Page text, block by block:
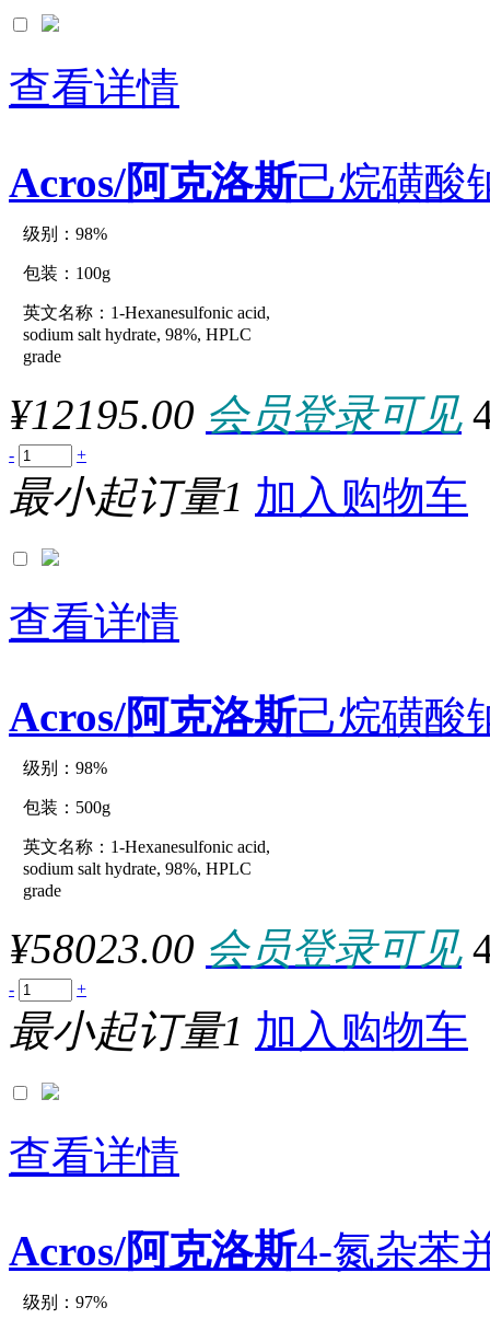
10×10ml
10×150U
10×1EA
10×2g
10×50ml
10×50μg
10×5ml
100+10mL/EA
100×100mm
100×200mm
10000000UNITS
1000000UNITS
100000UNITS
10000ml
10000U
1000cm
1000EA
1000EACH
1000mg
1000ml
1000mm
1000REACTIONS
1000STRIPS
1000T
1000T/EA
1000TABLETS
1000TABS
1000TEST
1000TESTS
1000U
1000uG
1000μl
100AMP
100cm
100CM2
100DIGESTIONS
100FT
100g
100kg
100lb
100m
100mg
100mm
查看详情
Acros/阿克洛斯己烷磺酸
原厂型号：C41160-100g
参数：
级别：98%
包装：100g
英文名称：1-Hexanesulfonic acid,
sodium salt hydrate, 98%, HPLC
grade
¥12195.00 会员登录可见
- +
最小起订量1 加入购物车
查看详情
Acros/阿克洛斯己烷磺酸
原厂型号：C41160-500g
参数：
级别：98%
包装：500g
英文名称：1-Hexanesulfonic acid,
sodium salt hydrate, 98%, HPLC
grade
¥58023.00 会员登录可见
- +
最小起订量1 加入购物车
查看详情
Acros/阿克洛斯4-氮杂苯
级别：97%